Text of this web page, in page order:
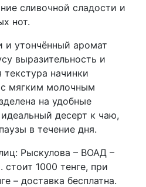
сливочной сладости и
нот.
и утончённый аромат
выразительность и
начинки
с мягким молочным
на удобные
десерт к чаю,
в течение дня.
Рыскулова – ВОАД –
1000 тенге, при
– доставка бесплатна.